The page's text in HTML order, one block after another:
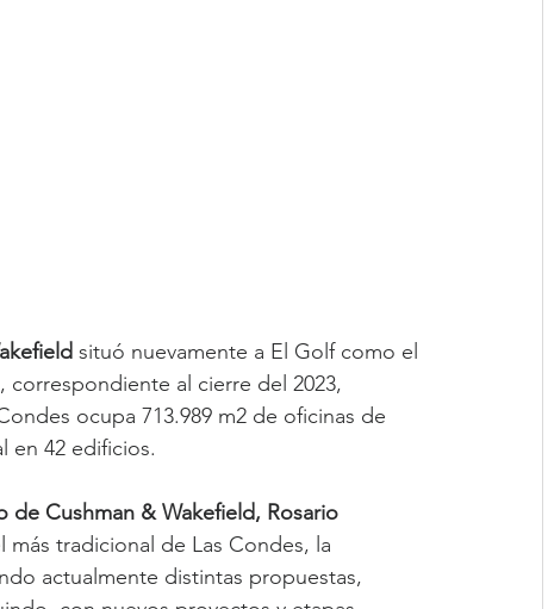
situó nuevamente a El Golf como el
correspondiente al cierre del 2023,
ocupa 713.989 m2 de oficinas de
en 42 edificios.
de Cushman & Wakefield, Rosario
tradicional de Las Condes, la
actualmente distintas propuestas,